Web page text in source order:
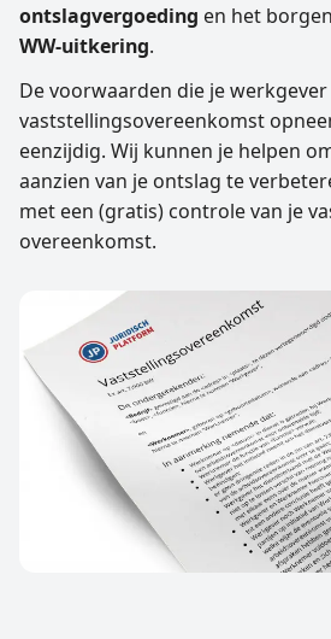
ontslagvergoeding en het
WW-uitkering.
De voorwaarden die je
vaststellings­overeenkomst
eenzijdig. Wij kunnen je helpen
aanzien van je ontslag te
met een (gratis) controle van je
overeenkomst.